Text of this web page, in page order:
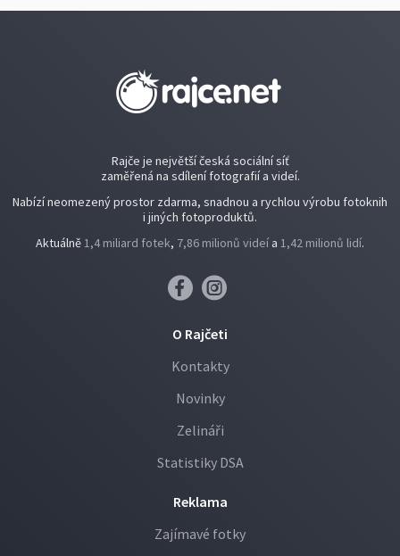
Rajče je největší česká sociální síť
zaměřená na sdílení fotografií a videí.
Nabízí neomezený prostor zdarma, snadnou a rychlou výrobu fotoknih
i jiných fotoproduktů.
Aktuálně1,4 miliard fotek, 7,86 milionů videí a 1,42 milionů lidí.
O Rajčeti
Kontakty
Novinky
Zelináři
Statistiky DSA
Reklama
Zajímavé fotky